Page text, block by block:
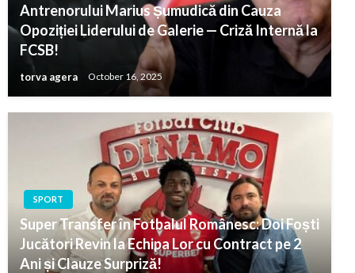
Antrenorului Marius Șumudică din Cauza
Opoziției Liderului de Galerie — Criză Internă la
FCSB!
torva agera October 16, 2025
SPORT
Super Transfer în Fotbalul Românesc: Doi Foști
Jucători Revin la Echipa Lor cu Contract pe 2
Ani și Clauze Surpriză!